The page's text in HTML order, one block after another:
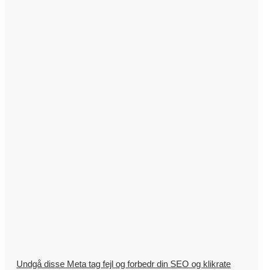
Undgå disse Meta tag fejl og forbedr din SEO og klikrate